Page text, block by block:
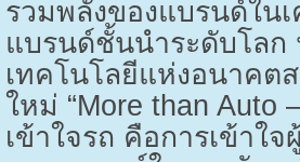
รวมพลังของแบรนด์ในเ
แบรนด์ชั้นนำระดับโลก
เทคโนโลยีแห่งอนาคต
ใหม่ “More than Auto
เข้าใจรถ คือการเข้าใจ